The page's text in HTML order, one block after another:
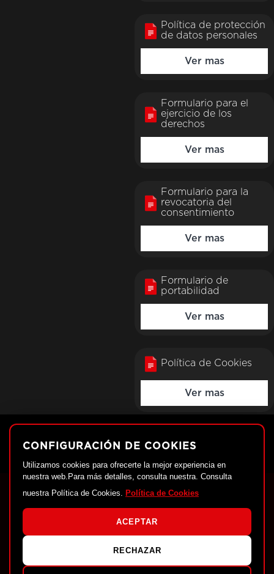
Política de protección
de datos personales
Ver mas
Formulario para el
ejercicio de los
derechos
Ver mas
Formulario para la
revocatoria del
consentimiento
Ver mas
Formulario de
portabilidad
Ver mas
Política de Cookies
Ver mas
CONFIGURACIÓN DE COOKIES
Utilizamos cookies para ofrecerte la mejor experiencia en
nuestra web.Para más detalles, consulta nuestra. Consulta
nuestra Política de Cookies. Política de Cookies
ACEPTAR
RECHAZAR